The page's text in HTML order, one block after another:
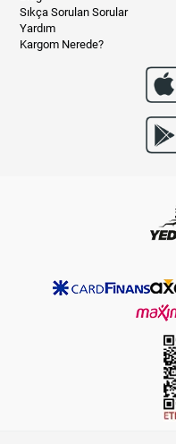
Sıkça Sorulan Sorular
Yardım
Kargom Nerede?